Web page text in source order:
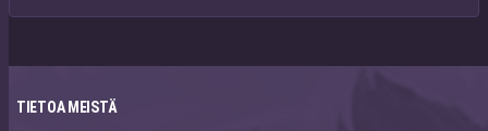
TIETOA MEISTÄ